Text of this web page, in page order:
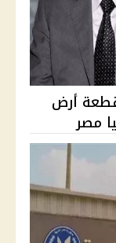
عكاشة يطالب بسحب 32 قطعة أرض
مصر